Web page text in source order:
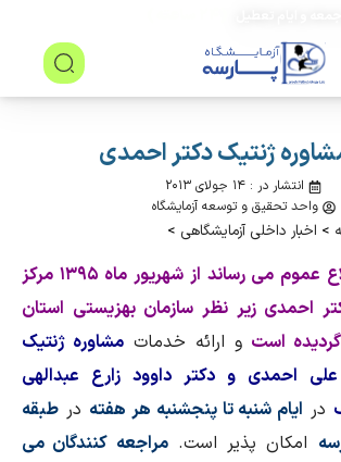
ژنتیک دکتر احمدی
انتشار در : ۱۴ جولای ۲۰۱۳
واحد تحقیق و توسعه آزمایشگاه
> اخبار داخلی آزمایشگاهی >
بدینوسیله به اطلاع عموم می رساند از شهریور ماه ۱۳۹۵ مرکز
احمدی زیر نظر سازمان بهزیستی استان
گردیده است و ارائه خدماتمشاوره ژنتیک
احمدی و دکتر داوود زارع عبدالهی
در ایام شنبه تا پنجشنبه هر هفته در طبقه
امکان پذیر است.مراجعه کنندگان می